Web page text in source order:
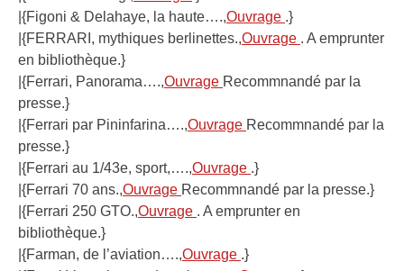
|{Figoni & Delahaye, la haute….,Ouvrage .}
|{FERRARI, mythiques berlinettes.,Ouvrage . A emprunter
en bibliothèque.}
|{Ferrari, Panorama….,Ouvrage Recommnandé par la
presse.}
|{Ferrari par Pininfarina….,Ouvrage Recommnandé par la
presse.}
|{Ferrari au 1/43e, sport,….,Ouvrage .}
|{Ferrari 70 ans.,Ouvrage Recommnandé par la presse.}
|{Ferrari 250 GTO.,Ouvrage . A emprunter en
bibliothèque.}
|{Farman, de l’aviation….,Ouvrage .}